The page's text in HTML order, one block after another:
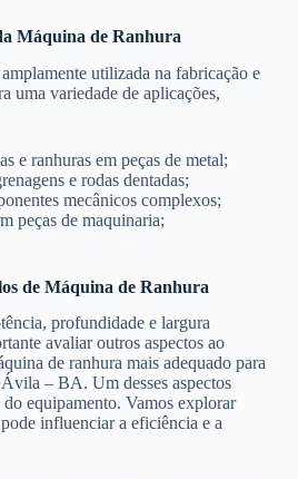
Máquina de Ranhura
utilizada na fabricação e
uma variedade de aplicações,
e ranhuras em peças de metal;
e rodas dentadas;
mecânicos complexos;
peças de maquinaria;
de Máquina de Ranhura
profundidade e largura
avaliar outros aspectos ao
de ranhura mais adequado para
– BA. Um desses aspectos
equipamento. Vamos explorar
influenciar a eficiência e a